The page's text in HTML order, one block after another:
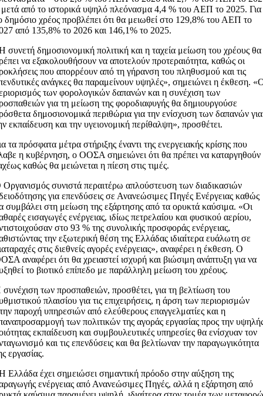
από το ιστορικά υψηλό πλεόνασμα 4,4 % του ΑΕΠ το 2025. Για
δημόσιο χρέος προβλέπει ότι θα μειωθεί στο 129,8% του ΑΕΠ το
από 135,8% το 2026 και 146,1% το 2025.
συνετή δημοσιονομική πολιτική και η ταχεία μείωση του χρέους θα
να εξακολουθήσουν να αποτελούν προτεραιότητα, καθώς οι
που απορρέουν από τη γήρανση του πληθυσμού και τις
ανάγκες θα παραμείνουν υψηλές», σημειώνει η έκθεση.
των φορολογικών δαπανών και η συνέχιση των
για τη μείωση της φοροδιαφυγής θα δημιουργούσε
δημοσιονομικά περιθώρια για την ενίσχυση των δαπανών για
εκπαίδευση και την υγειονομική περίθαλψη», προσθέτει.
τα πρόσφατα μέτρα στήριξης έναντι της ενεργειακής κρίσης που
η κυβέρνηση, ο ΟΟΣΑ σημειώνει ότι θα πρέπει να καταργηθούν
καθώς θα μειώνεται η πίεση στις τιμές.
συνιστά περαιτέρω απλούστευση των διαδικασιών
για επενδύσεις σε Ανανεώσιμες Πηγές Ενέργειας καθώς
συμβάλει στη μείωση της εξάρτησης από τα ορυκτά καύσιμα. «Οι
εισαγωγές ενέργειας, ιδίως πετρελαίου και φυσικού αερίου,
στο 93 % της συνολικής προσφοράς ενέργειας,
την εξωτερική θέση της Ελλάδας ιδιαίτερα ευάλωτη σε
στις διεθνείς αγορές ενέργειας», αναφέρει η έκθεση. Ο
αναφέρει ότι θα χρειαστεί ισχυρή και βιώσιμη ανάπτυξη για να
το βιοτικό επίπεδο με παράλληλη μείωση του χρέους.
των προσπαθειών, προσθέτει, για τη βελτίωση του
πλαισίου για τις επιχειρήσεις, η άρση των περιορισμών
παροχή υπηρεσιών από ελεύθερους επαγγελματίες και η
των πολιτικών της αγοράς εργασίας προς την
εκπαίδευση και συμβουλευτικές υπηρεσίες θα ενίσχυαν τον
και τις επενδύσεις και θα βελτίωναν την παραγωγικότητα
εργασίας.
Ελλάδα έχει σημειώσει σημαντική πρόοδο στην αύξηση της
ενέργειας από Ανανεώσιμες Πηγές, αλλά η εξάρτηση από